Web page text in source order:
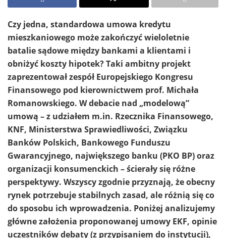
Czy jedna, standardowa umowa kredytu
mieszkaniowego może zakończyć wieloletnie
batalie sądowe między bankami a klientami i
obniżyć koszty hipotek? Taki ambitny projekt
zaprezentował zespół Europejskiego Kongresu
Finansowego pod kierownictwem prof. Michała
Romanowskiego. W debacie nad „modelową”
umową – z udziałem m.in. Rzecznika Finansowego,
KNF, Ministerstwa Sprawiedliwości, Związku
Banków Polskich, Bankowego Funduszu
Gwarancyjnego, największego banku (PKO BP) oraz
organizacji konsumenckich – ścierały się różne
perspektywy. Wszyscy zgodnie przyznają, że obecny
rynek potrzebuje stabilnych zasad, ale różnią się co
do sposobu ich wprowadzenia. Poniżej analizujemy
główne założenia proponowanej umowy EKF, opinie
uczestników debaty (z przypisaniem do instytucji),